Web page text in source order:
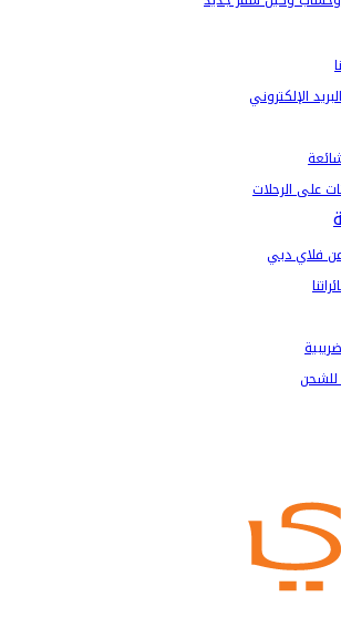
الإلكتروني
على الرحلات
فلاي دبي